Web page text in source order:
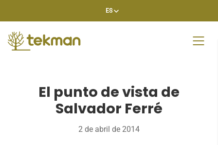
ES
El punto de vista de
Salvador Ferré
2 de abril de 2014